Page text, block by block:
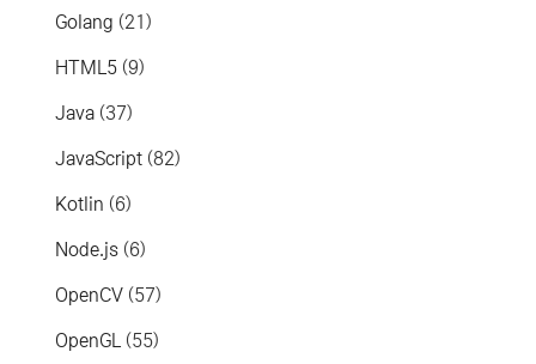
Golang (21)
HTML5 (9)
Java (37)
JavaScript (82)
Kotlin (6)
Node.js (6)
OpenCV (57)
OpenGL (55)